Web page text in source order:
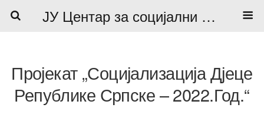
ЈУ Центар за социјални рад
Пројекат „Социјализација Дјеце
Републике Српске – 2022.год.“